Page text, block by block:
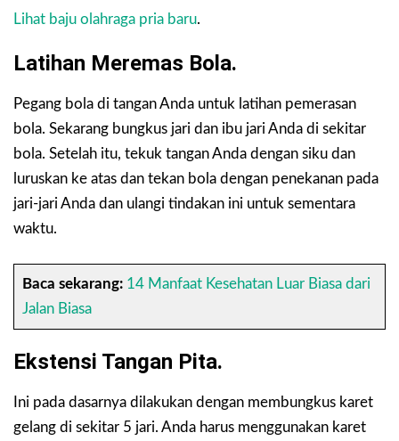
Lihat baju olahraga pria baru.
Latihan Meremas Bola.
Pegang bola di tangan Anda untuk latihan pemerasan
bola. Sekarang bungkus jari dan ibu jari Anda di sekitar
bola. Setelah itu, tekuk tangan Anda dengan siku dan
luruskan ke atas dan tekan bola dengan penekanan pada
jari-jari Anda dan ulangi tindakan ini untuk sementara
waktu.
Baca sekarang: 14 Manfaat Kesehatan Luar Biasa dari
Jalan Biasa
Ekstensi Tangan Pita.
Ini pada dasarnya dilakukan dengan membungkus karet
gelang di sekitar 5 jari. Anda harus menggunakan karet